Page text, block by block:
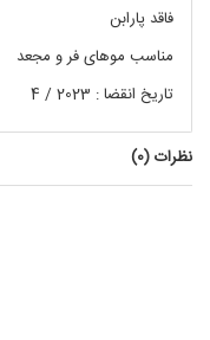
فاقد پارابن
مناسب موهای فر و مجعد
تاریخ انقضا : 2023 / 4
نظرات (0
)